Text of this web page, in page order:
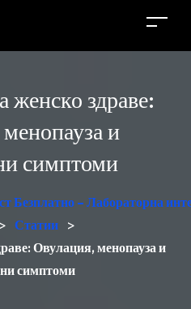
женско здраве:
и
симптоми
Безплатно – Лабораторна
> Статии >
Овулация, менопауза и
симптоми